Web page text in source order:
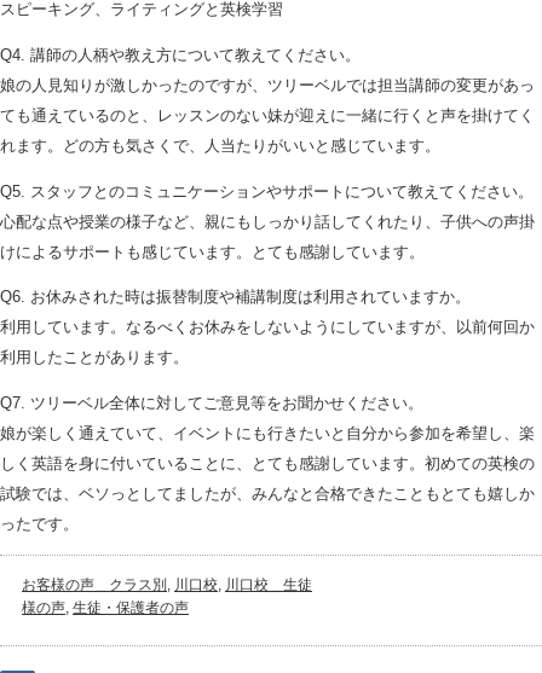
スピーキング、ライティングと英検学習
Q4. 講師の人柄や教え方について教えてください。
娘の人見知りが激しかったのですが、ツリーベルでは担当講師の変更があっ
ても通えているのと、レッスンのない妹が迎えに一緒に行くと声を掛けてく
れます。どの方も気さくで、人当たりがいいと感じています。
Q5. スタッフとのコミュニケーションやサポートについて教えてください。
心配な点や授業の様子など、親にもしっかり話してくれたり、子供への声掛
けによるサポートも感じています。とても感謝しています。
Q6. お休みされた時は振替制度や補講制度は利用されていますか。
利用しています。なるべくお休みをしないようにしていますが、以前何回か
利用したことがあります。
Q7. ツリーベル全体に対してご意見等をお聞かせください。
娘が楽しく通えていて、イベントにも行きたいと自分から参加を希望し、楽
しく英語を身に付いていることに、とても感謝しています。初めての英検の
試験では、ベソっとしてましたが、みんなと合格できたこともとても嬉しか
ったです。
お客様の声＿クラス別 , 川口校, 川口校＿生徒
様の声, 生徒・保護者の声